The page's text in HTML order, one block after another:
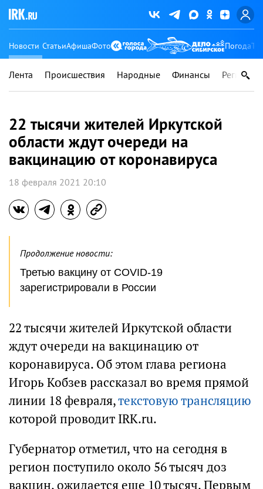
Новости СтатьиАфишаФото Погода
Лента Происшествия Народные Финансы Регионы
22 тысячи жителей Иркутской
области ждут очереди на
вакцинацию от коронавируса
18 февраля 2021 20:10
Продолжение новости:
Третью вакцину от COVID-19
зарегистрировали в России
22 тысячи жителей Иркутской области
ждут очереди на вакцинацию от
коронавируса. Об этом глава региона
Игорь Кобзев рассказал во время прямой
линии 18 февраля,текстовую трансляцию
которой проводит IRK.ru.
Губернатор отметил, что на сегодня в
регион поступило около 56 тысяч доз
вакцин, ожидается еще 10 тысяч. Первым